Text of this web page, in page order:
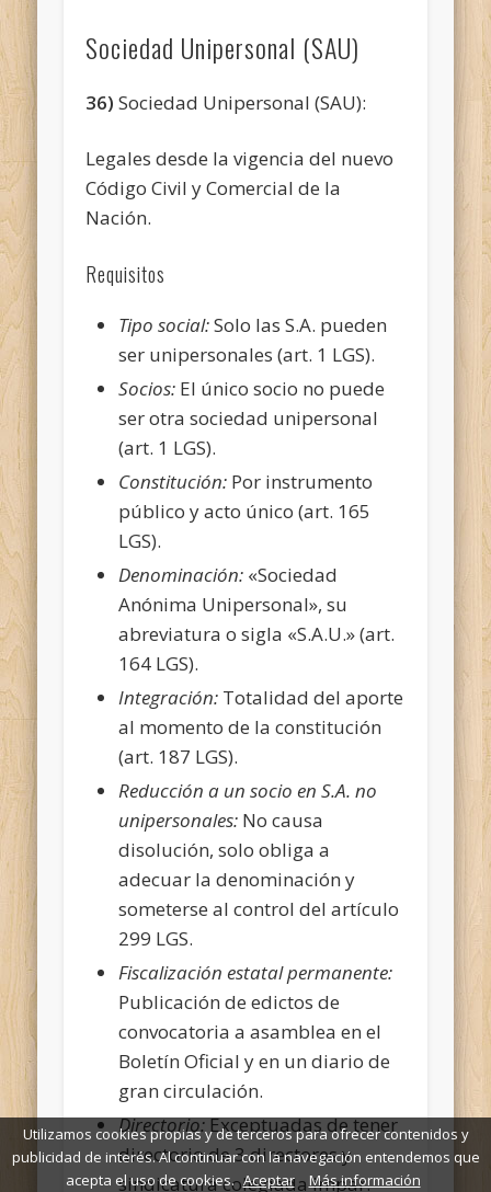
Sociedad Unipersonal (SAU)
36) Sociedad Unipersonal (SAU):
Legales desde la vigencia del nuevo
Código Civil y Comercial de la
Nación.
Requisitos
Tipo social:Solo las S.A. pueden
ser unipersonales (art. 1 LGS).
Socios: El único socio no puede
ser otra sociedad unipersonal
(art. 1 LGS).
Constitución: Por instrumento
público y acto único (art. 165
LGS).
Denominación: «Sociedad
Anónima Unipersonal», su
abreviatura o sigla «S.A.U.» (art.
164 LGS).
Integración: Totalidad del aporte
al momento de la constitución
(art. 187 LGS).
Reducción a un socio en S.A. no
unipersonales: No causa
disolución, solo obliga a
adecuar la denominación y
someterse al control del artículo
299 LGS.
Fiscalización estatal permanente:
Publicación de edictos de
convocatoria a asamblea en el
Boletín Oficial y en un diario de
gran circulación.
Directorio:Exceptuadas de tener
directorio de 3 directores y
sindicatura colegiada impar.
Utilizamos cookies propias y de terceros para ofrecer contenidos y
publicidad de interés. Al continuar con la navegación entendemos que
acepta el uso de cookies. Aceptar Más información